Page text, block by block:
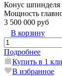
Конус шпинделя
Мощность
3 500 000 руб
В корзину
Подробнее
Купить в 1
В избранное